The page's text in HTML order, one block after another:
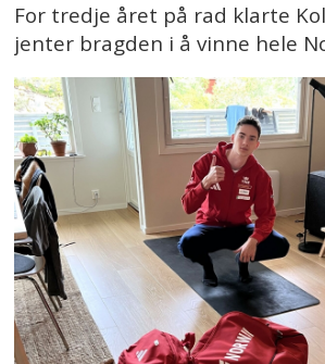
For tredje året på rad klarte
jenter bragden i å vinne hele